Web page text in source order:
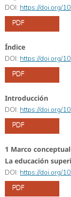
DOI: https://doi.org/
PDF
Índice
DOI: https://doi.org/
PDF
Introducción
DOI: https://doi.org/
PDF
1 Marco conceptual
La educación
DOI: https://doi.org/
PDF